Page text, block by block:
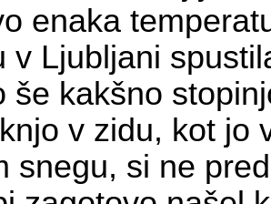
enaka
v Ljubljani
še kakšno
v zidu, kot jo
snegu, si ne